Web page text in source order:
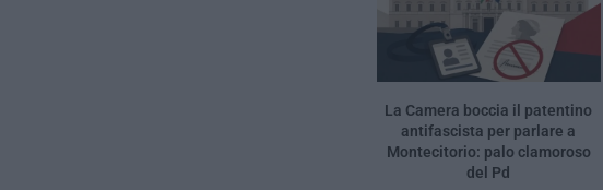
La Camera boccia il patentino
antifascista per parlare a
Montecitorio: palo clamoroso
del Pd